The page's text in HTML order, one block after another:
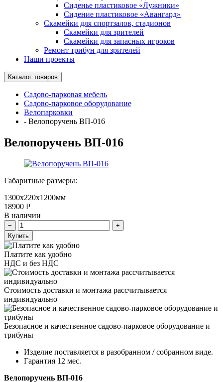
Сиденье пластиковое «Лужники»
Сидение пластиковое «Авангард»
Скамейки для спортзалов, стадионов
Скамейки для зрителей
Скамейки для запасных игроков
Ремонт трибун для зрителей
Наши проекты
Каталог товаров
Садово-парковая мебель
Садово-парковое оборудование
Велопарковки
- Велопоручень ВП-016
Велопоручень ВП-016
Габаритные размеры:
1300х220х1200мм
18900 Р
В наличии
Купить
Платите как удобно
НДС и без НДС
Стоимость доставки и монтажа рассчитывается
индивидуально
Безопасное и качественное садово-парковое оборудование и
трибуны
Изделие поставляется в разобранном / собранном виде.
Гарантия 12 мес.
Велопоручень ВП-016